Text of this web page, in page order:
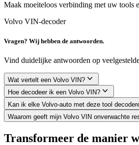
Maak moeiteloos verbinding met uw
Volvo VIN-decoder
Vragen? Wij hebben de antwoorden.
Vind duidelijke antwoorden op
Wat vertelt een Volvo VIN?
Hoe decodeer ik een Volvo VIN?
Kan ik elke Volvo-auto met deze tool
Waarom geeft mijn Volvo VIN onverwachte
Transformeer de manier